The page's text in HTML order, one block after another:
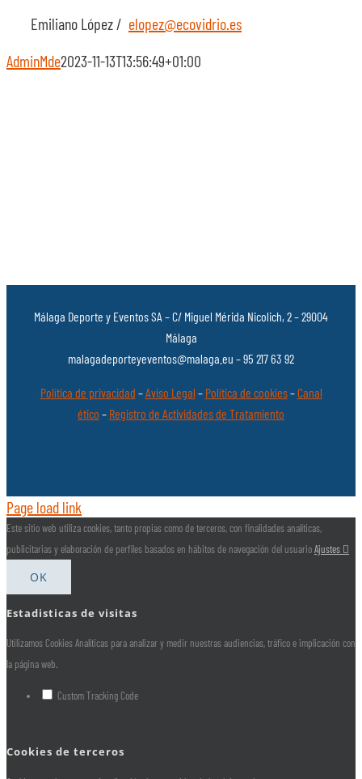
Emiliano López / elopez@ecovidrio.es
AdminMde2023-11-13T13:56:49+01:00
Málaga Deporte y Eventos SA – C/ Miguel Mérida Nicolich, 2 – 29004
Málaga
malagadeporteyeventos@malaga.eu – 95 217 63 92
Política de privacidad –Aviso Legal – Política de cookies–Canal
ético – Registro de Actividades de Tratamiento
Page load link
Este sitio web utiliza cookies, tanto propias como de terceros, con finalidades analíticas,
publicitarias y elaboración de perfiles basados en hábitos de navegación del usuarioAjustes
OK
Estadisticas de visitas
Utilizamos Cookies Analíticas para analizar y medir nuestras audiencias, tráfico e implicación con
la página web.
Custom Tracking Code
Cookies de terceros